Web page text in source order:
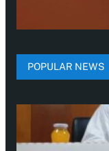
POPULAR NEWS